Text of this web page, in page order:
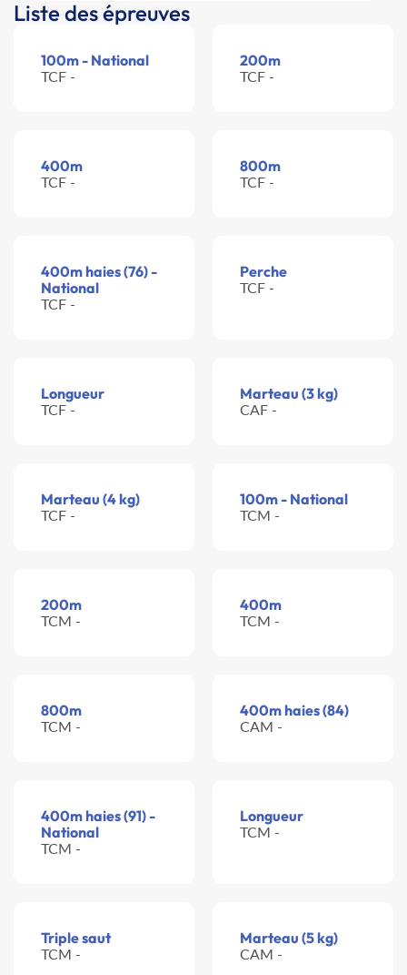
Liste des épreuves
100m - National
TCF -
200m
TCF -
400m
TCF -
800m
TCF -
400m haies (76) -
National
TCF -
Perche
TCF -
Longueur
TCF -
Marteau (3 kg)
CAF -
Marteau (4 kg)
TCF -
100m - National
TCM -
200m
TCM -
400m
TCM -
800m
TCM -
400m haies (84)
CAM -
400m haies (91) -
National
TCM -
Longueur
TCM -
Triple saut
TCM -
Marteau (5 kg)
CAM -